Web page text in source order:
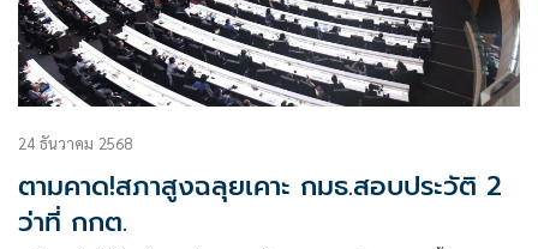
24 ธันวาคม 2568
ตามคาด!สภาสูงฉลุยเคาะ กมธ.สอบประวัติ 2
ว่าที่ กกต.